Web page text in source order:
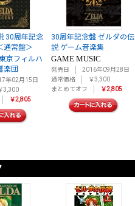
30周年記念
通常盤＞
東京フィルハ
楽団
年02月15日
3,300
￥2,805
30周年記念盤 ゼルダの伝
説 ゲーム音楽集
GAME MUSIC
発売日
2016年09月28日
通常価格
￥3,300
まとめてオフ
￥2,805